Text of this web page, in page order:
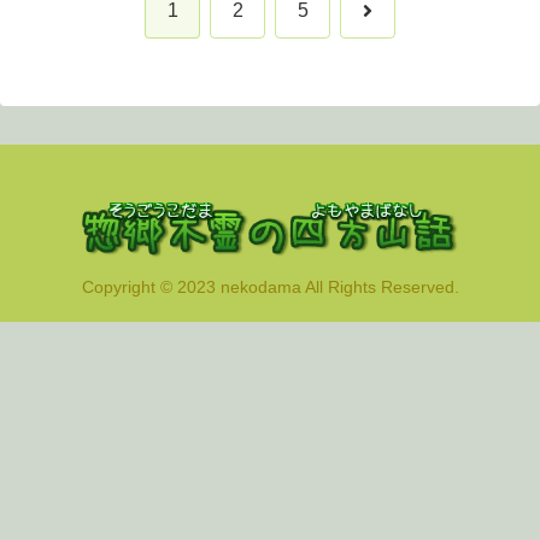
1 2 5 次
Copyright © 2023 nekodama All Rights Reserved.